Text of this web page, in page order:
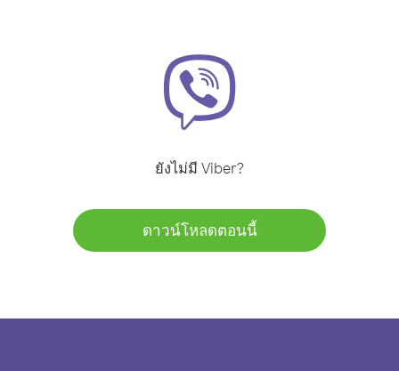
ยังไม่มี Viber?
ดาวน์โหลดตอนนี้